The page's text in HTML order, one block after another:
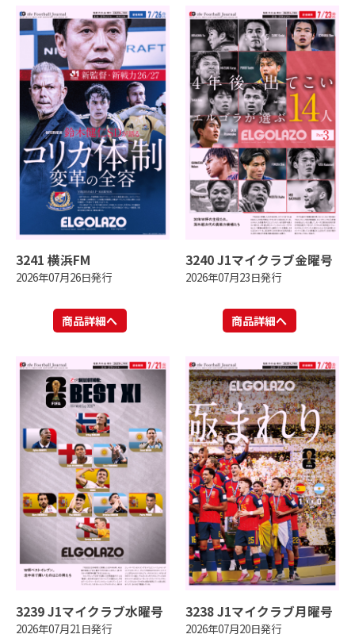
3241 横浜FM
2026年07月26日発行
商品詳細へ
3240 J1マイクラブ金曜号
2026年07月23日発行
商品詳細へ
3239 J1マイクラブ水曜号
2026年07月21日発行
3238 J1マイクラブ月曜号
2026年07月20日発行